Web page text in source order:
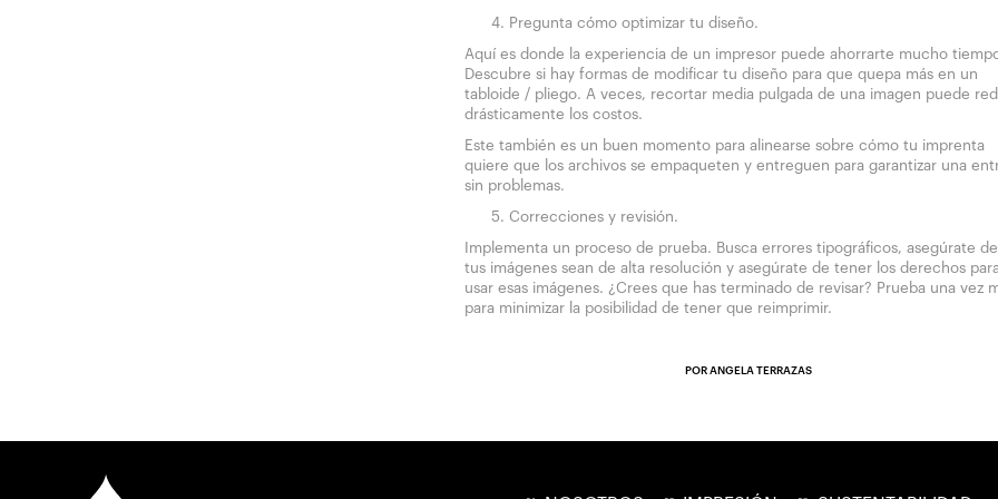
Pregunta cómo optimizar tu diseño.
Aquí es donde la experiencia de un impresor puede ahorrarte mucho
Descubre si hay formas de modificar tu diseño para que quepa más en un
tabloide / pliego. A veces, recortar media pulgada de una imagen puede
drásticamente los costos.
Este también es un buen momento para alinearse sobre cómo tu imprenta
quiere que los archivos se empaqueten y entreguen para garantizar una
sin problemas.
Correcciones y revisión.
Implementa un proceso de prueba. Busca errores tipográficos, asegúrate
tus imágenes sean de alta resolución y asegúrate de tener los derechos para
usar esas imágenes. ¿Crees que has terminado de revisar? Prueba una vez
para minimizar la posibilidad de tener que reimprimir.
POR ANGELA TERRAZAS